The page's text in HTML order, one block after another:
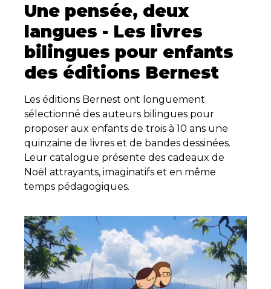
Une pensée, deux
langues - Les livres
bilingues pour enfants
des éditions Bernest
Les éditions Bernest ont longuement
sélectionné des auteurs bilingues pour
proposer aux enfants de trois à 10 ans une
quinzaine de livres et de bandes dessinées.
Leur catalogue présente des cadeaux de
Noël attrayants, imaginatifs et en même
temps pédagogiques.